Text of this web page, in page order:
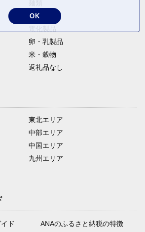
野菜
卵・乳製品
米・穀物
返礼品なし
東北エリア
中部エリア
中国エリア
九州エリア
ド
ANAのふるさと納税の特徴
OK